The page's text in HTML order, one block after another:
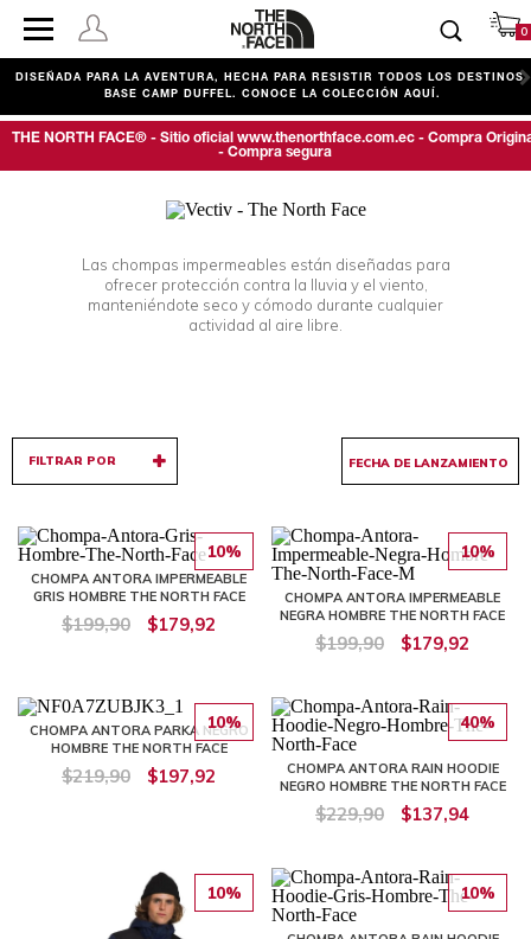
0
DISEÑADA PARA LA AVENTURA, HECHA PARA RESISTIR TODOS LOS DESTINOS.
BASE CAMP DUFFEL. CONOCE LA COLECCIÓN AQUÍ.
THE NORTH FACE® - Sitio oficial www.thenorthface.com.ec - Compra
- Compra segura
Las chompas impermeables están diseñadas para
ofrecer protección contra la lluvia y el viento,
manteniéndote seco y cómodo durante cualquier
actividad al aire libre.
FILTRAR POR
10%
CHOMPA ANTORA IMPERMEABLE
GRIS HOMBRE THE NORTH FACE
$199,90 $179,92
10%
CHOMPA ANTORA IMPERMEABLE
NEGRA HOMBRE THE NORTH FACE
$199,90 $179,92
10%
CHOMPA ANTORA PARKA NEGRO
HOMBRE THE NORTH FACE
$219,90 $197,92
40%
CHOMPA ANTORA RAIN HOODIE
NEGRO HOMBRE THE NORTH FACE
$229,90 $137,94
10% 10%